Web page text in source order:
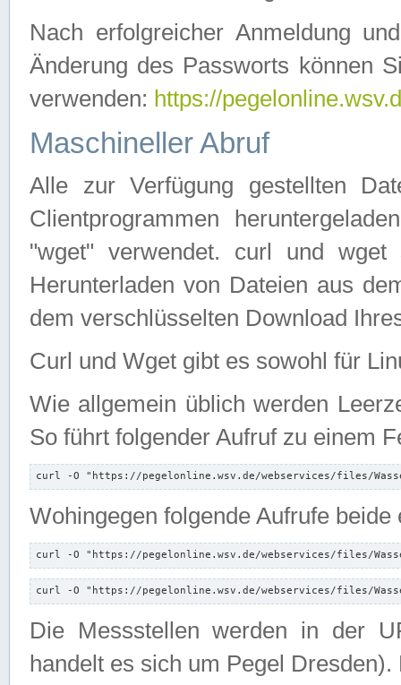
Nach erfolgreicher Anmeldung
Änderung des Passworts können
verwenden: https://
Maschineller Abruf
Alle zur Verfügung gestellten
Clientprogrammen
"wget" verwendet. curl und wget
Herunterladen von Dateien aus
dem verschlüsselten Download
Curl und Wget gibt es sowohl für
Wie allgemein üblich werden
So führt folgender Aufruf zu einem
curl -O "https://pegelonline.wsv.de/webservices/files/
Wohingegen folgende Aufrufe beide
curl -O "https://pegelonline.wsv.de/webservices/files/
curl -O "https://pegelonline.wsv.de/webservices/files/
Die Messstellen werden in der
handelt es sich um Pegel